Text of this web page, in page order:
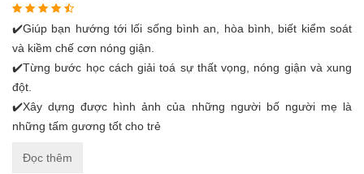
✔️Giúp bạn hướng tới lối sống bình an, hòa bình, biết kiểm soát
và kiềm chế cơn nóng giận.
✔️Từng bước học cách giải toá sự thất vọng, nóng giận và xung
đột.
✔️Xây dựng được hình ảnh của những người bố người mẹ là
những tấm gương tốt cho trẻ
Đọc thêm